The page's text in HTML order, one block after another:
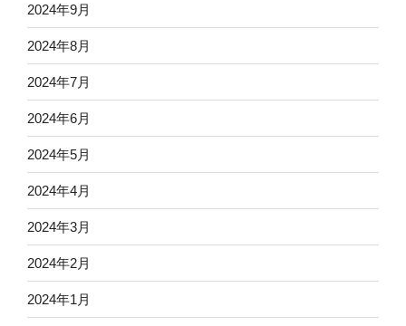
2024年9月
2024年8月
2024年7月
2024年6月
2024年5月
2024年4月
2024年3月
2024年2月
2024年1月